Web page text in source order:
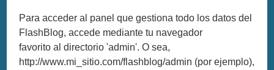
Para acceder al panel que gestiona todo los datos del
FlashBlog, accede mediante tu navegador
favorito al directorio 'admin'. O sea,
http://www.mi_sitio.com/flashblog/admin (por ejemplo),